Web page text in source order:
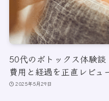
50代のボトックス体験
費用と経過を正直レビュ
2025年5月29日